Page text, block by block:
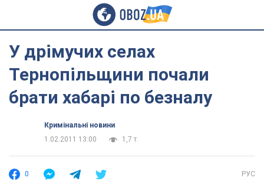
У дрімучих селах
Тернопільщини почали
брати хабарі по безналу
Кримінальні новини
1.02.2011 13:00
1,7 т.
0 РУС